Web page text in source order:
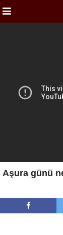
Aşura günü